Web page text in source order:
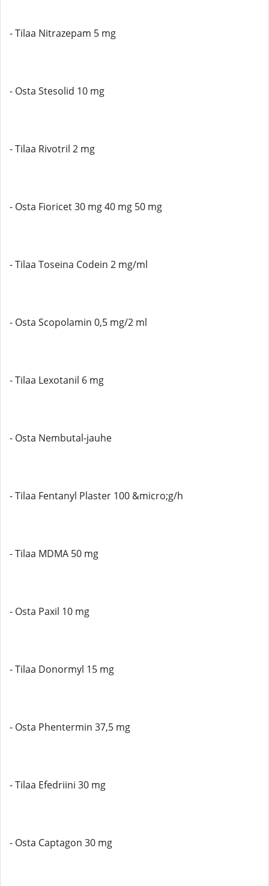
- Tilaa Nitrazepam 5 mg
- Osta Stesolid 10 mg
- Tilaa Rivotril 2 mg
- Osta Fioricet 30 mg 40 mg 50 mg
- Tilaa Toseina Codein 2 mg/ml
- Osta Scopolamin 0,5 mg/2 ml
- Tilaa Lexotanil 6 mg
- Osta Nembutal-jauhe
- Tilaa Fentanyl Plaster 100 &micro;g/h
- Tilaa MDMA 50 mg
- Osta Paxil 10 mg
- Tilaa Donormyl 15 mg
- Osta Phentermin 37,5 mg
- Tilaa Efedriini 30 mg
- Osta Captagon 30 mg